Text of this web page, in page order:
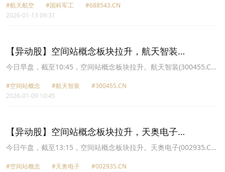
宇(688523.CN)跌7.01%报84.4元，中天火箭(003009.CN)跌6.56%报
92.23元，广联航空(300900.CN)跌6.31%报41.6元，江航装备
#航天航空 #国科军工
#688543.CN
2026-01-13 09:31
【异动股】空间站概念板块拉升，航天智装
(300455.CN)涨15.66%
今日早盘，截至10:45，空间站概念板块拉升。航天智装(300455.CN)
航天科技(000901.CN)涨10.02%报33.28元，国机精工(002046.CN)涨
10.01%报46.39元，航天电子(600879.CN)涨10.01%报28.69元，华
#空间站概念 #航天智装
#300455.CN
2026-01-09 10:45
【异动股】空间站概念板块拉升，天奥电子
(002935.CN)涨10.01%
今日午盘，截至13:15，空间站概念板块拉升。天奥电子(002935.CN)
天智装(300455.CN)涨9.65%报29.2元，中国卫星(600118.CN)涨
#空间站概念 #天奥电子
#002935.CN